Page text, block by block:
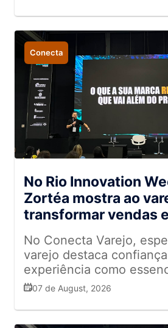
Conecta
No Rio Innovation
Zortéa mostra ao
transformar vendas
No Conecta Varejo,
varejo destaca
experiência como
conquistar e fidelizar
07 de August, 2026